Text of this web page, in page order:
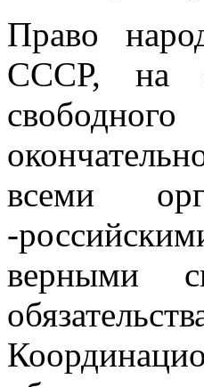
Право
СССР, на
всеми
-
вер­ными